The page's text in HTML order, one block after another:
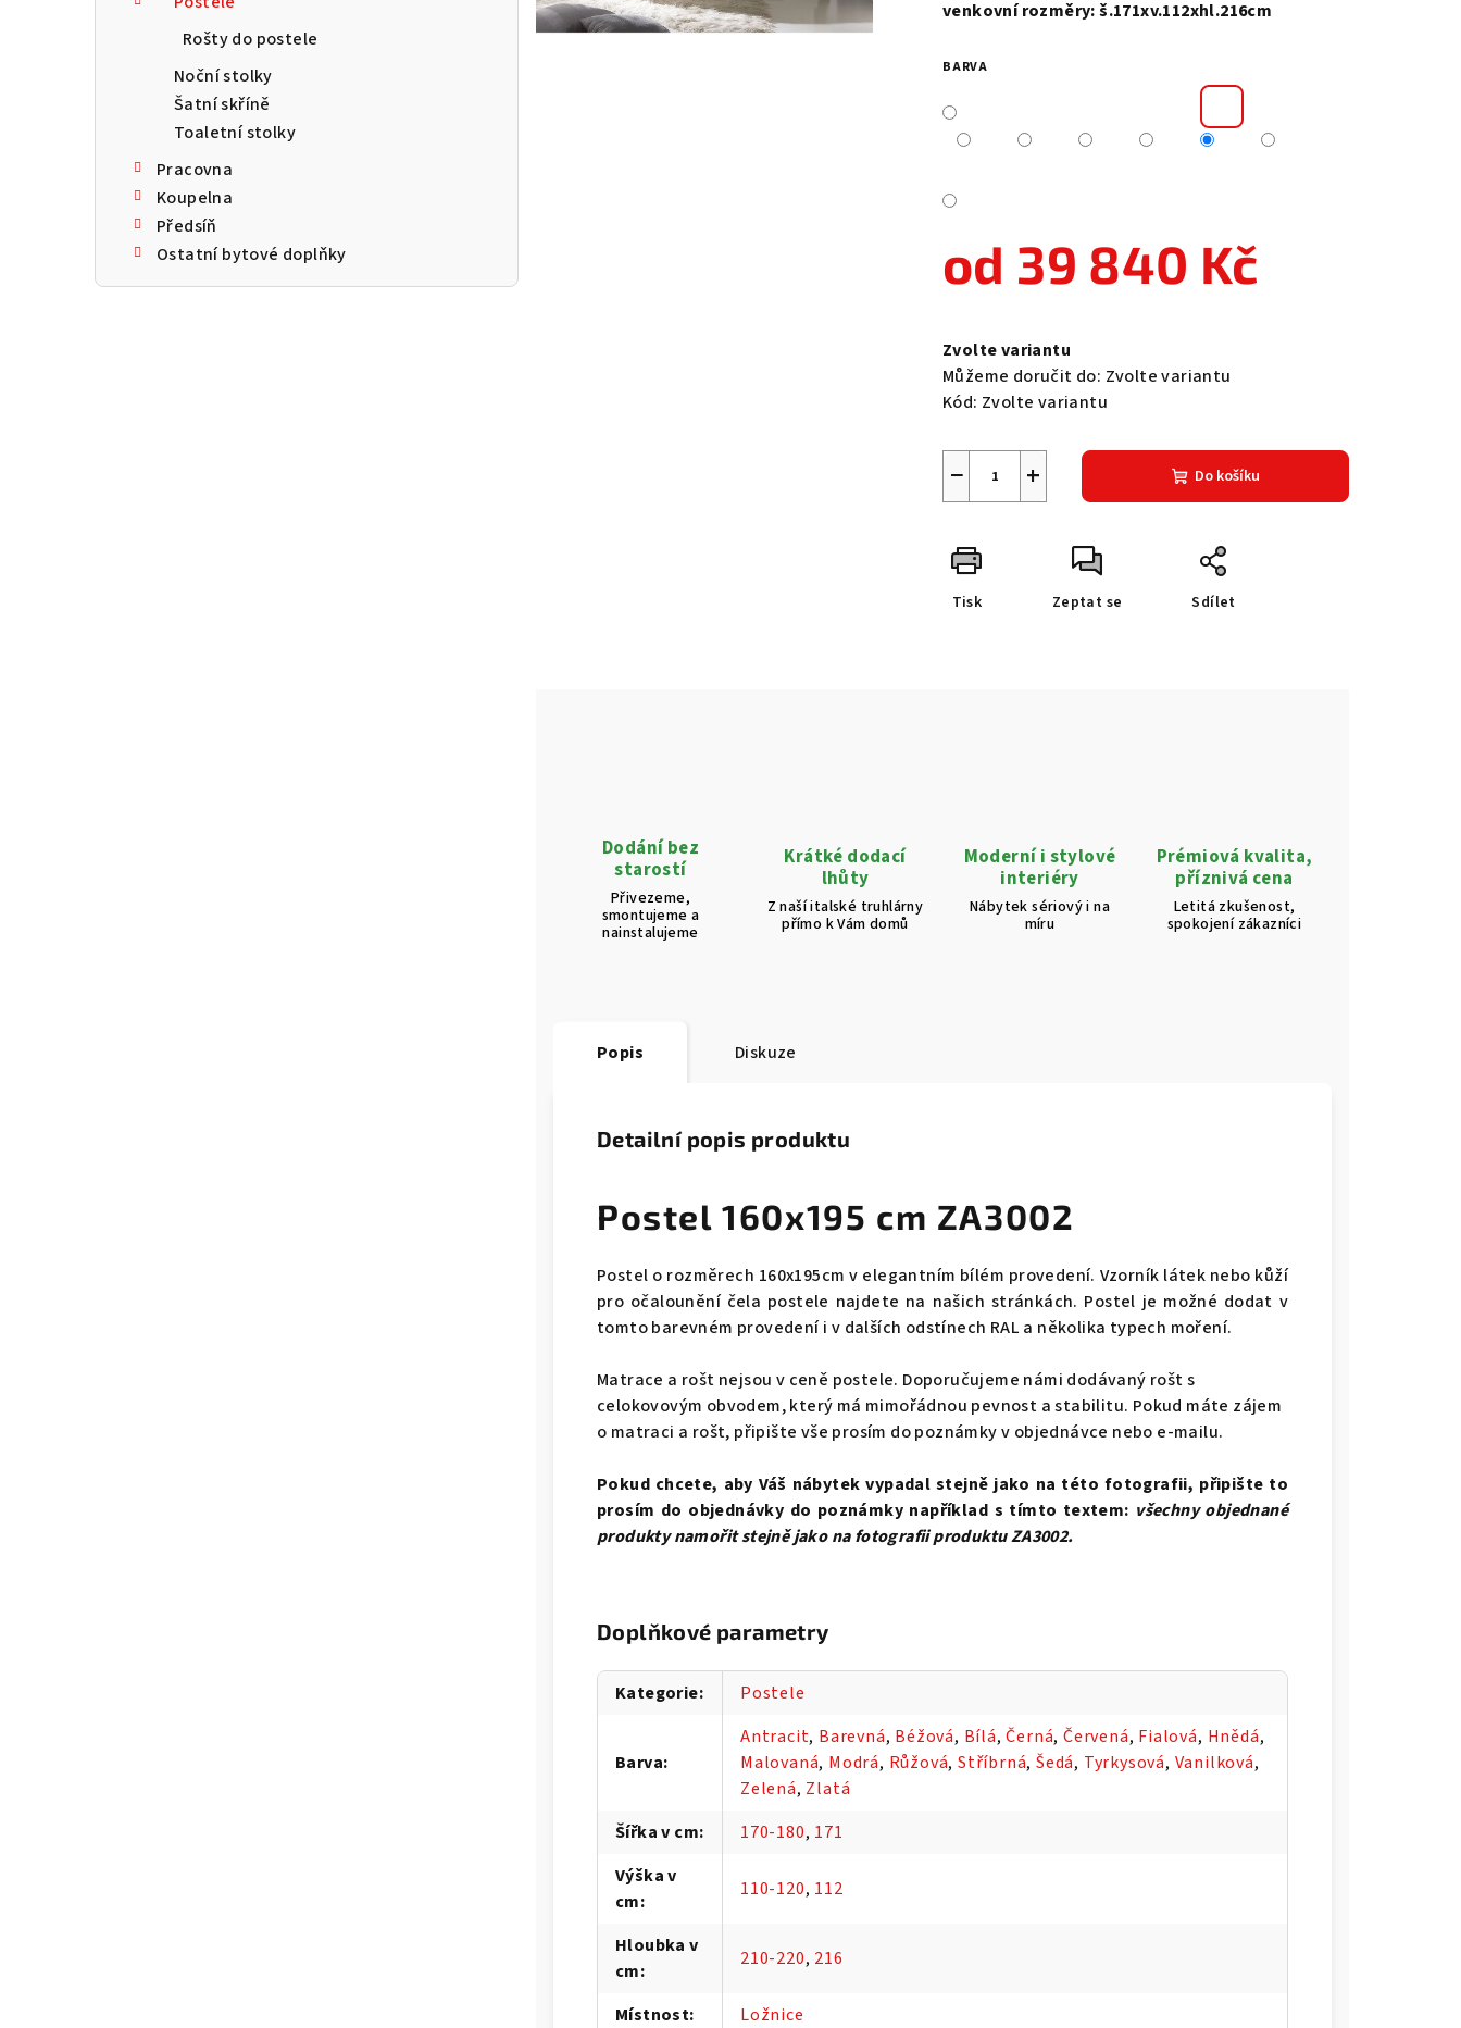
Rošty do postele
Noční stolky
Šatní skříně
Toaletní stolky
Pracovna
Koupelna
Předsíň
Ostatní bytové doplňky
hvězdiček.
venkovní rozměry: š.171xv.112xhl.216cm
BARVA
od 39 840 Kč
cena:
Zvolte variantu
Můžeme doručit do: Zvolte variantu
Kód: Zvolte variantu
+
− Do košíku
Tisk Zeptat se Sdílet
Dodání bez
starostí
Přivezeme,
smontujeme a
nainstalujeme
Krátké dodací
lhůty
Z naší italské truhlárny
přímo k Vám domů
Moderní i stylové
interiéry
Nábytek sériový i na
míru
Prémiová kvalita,
příznivá cena
Letitá zkušenost,
spokojení zákazníci
Popis Diskuze
Detailní popis produktu
Postel 160x195 cm ZA3002
Postel o rozměrech 160x195cm v elegantním bílém provedení. Vzorník látek nebo kůží
pro očalounění čela postele najdete na našich stránkách. Postel je možné dodat v
tomto barevném provedení i v dalších odstínech RAL a několika typech moření.
Matrace a rošt nejsou v ceně postele. Doporučujeme námi dodávaný rošt s
celokovovým obvodem, který má mimořádnou pevnost a stabilitu. Pokud máte zájem
o matraci a rošt, připište vše prosím do poznámky v objednávce nebo e-mailu.
Pokud chcete, aby Váš nábytek vypadal stejně jako na této fotografii, připište to
prosím do objednávky do poznámky například s tímto textem: všechny objednané
produkty namořit stejně jako na fotografii produktu ZA3002.
Doplňkové parametry
Kategorie: Postele
Barva:
Antracit, Barevná, Béžová, Bílá,Černá,Červená, Fialová, Hnědá,
Malovaná, Modrá, Růžová,Stříbrná,Šedá, Tyrkysová, Vanilková,
Zelená, Zlatá
Šířka v cm: 170-180, 171
Výška v
cm:
110-120, 112
Hloubka v
cm:
210-220, 216
Místnost: Ložnice